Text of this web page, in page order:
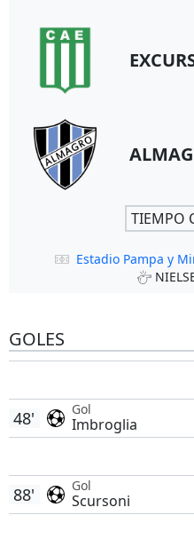
TIEMPO
Estadio Pampa y
GOLES
Gol
Imbroglia
48'
Gol
Scursoni
88'